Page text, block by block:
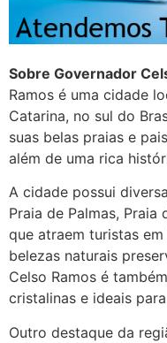
Sobre Governador
Ramos é uma cidade
Catarina, no sul do
suas belas praias e
além de uma rica
A cidade possui
Praia de Palmas, Praia
que atraem turistas
belezas naturais
Celso Ramos é
cristalinas e ideais
Outro destaque da
22/
22/
Eu